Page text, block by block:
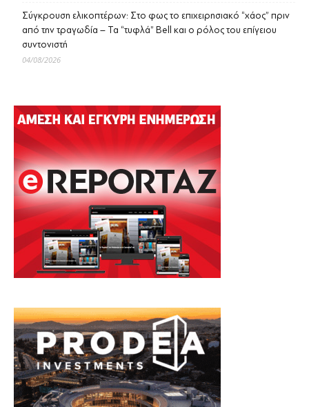
Σύγκρουση ελικοπτέρων: Στο φως το επιχειρησιακό “χάος” πριν
από την τραγωδία – Τα “τυφλά” Bell και ο ρόλος του επίγειου
συντονιστή
04/08/2026